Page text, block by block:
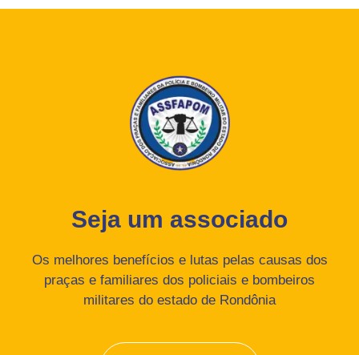
Seja um associado
Os melhores benefícios e lutas pelas causas dos
praças e familiares dos policiais e bombeiros
militares do estado de Rondônia